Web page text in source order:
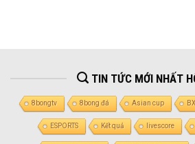
TIN TỨC MỚI NHẤT
8bongtv 8bong đá Asian cup
ESPORTS Kết quả livescore